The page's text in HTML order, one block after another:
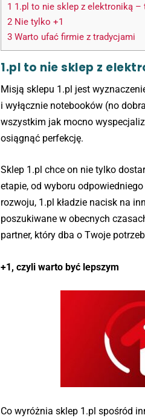
1 1.pl to nie sklep z elektroniką
2 Nie tylko +1
3 Warto ufać firmie z tradycjami
1.pl to nie sklep z
Misją sklepu 1.pl jest
i wyłącznie notebooków (no
wszystkim jak mocno
osiągnąć perfekcję.
Sklep 1.pl chce on nie tylko
etapie, od wyboru
rozwoju, 1.pl kładzie nacisk na
poszukiwane w obecnych
partner, który dba o Twoje
+1, czyli warto być lepszym
Co wyróżnia sklep 1.pl spośród